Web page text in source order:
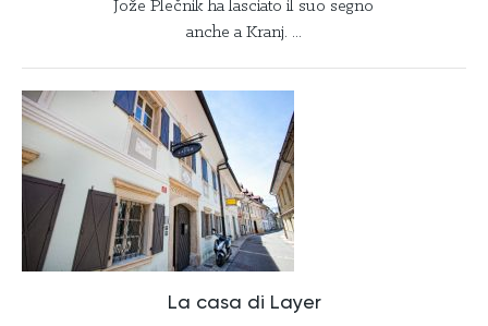
Jože Plečnik ha lasciato il suo segno
anche a Kranj. ...
La casa di Layer